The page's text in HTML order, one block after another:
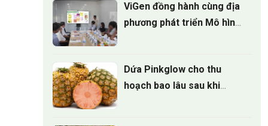
ViGen đồng hành cùng địa
phương phát triển Mô hình
Dứa Pinkglow cho thu
hoạch bao lâu sau khi